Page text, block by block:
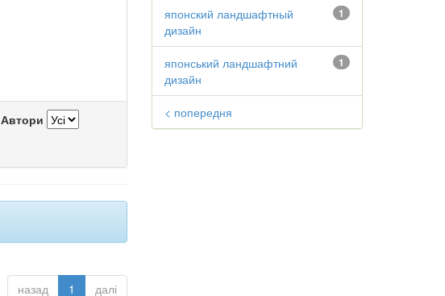
Автори
назад 1 далі
1
японский ландшафтный
дизайн
1
японський ландшафтний
дизайн
< попередня